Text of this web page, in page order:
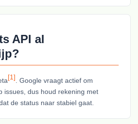
API al
[1] . Google vraagt actief om
issues, dus houd rekening met
de status naar stabiel gaat.